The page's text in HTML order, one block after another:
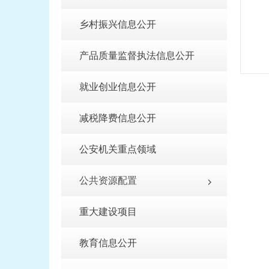
乡村振兴信息公开
产品质量监督执法信息公开
就业创业信息公开
减税降费信息公开
公安机关重点领域
公共资源配置
重大建设项目
教育信息公开